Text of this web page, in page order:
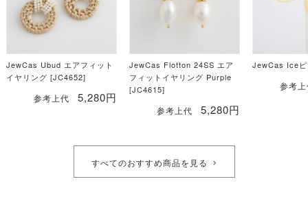
JewCas Ubud エアフィット
イヤリング [JC4652]
参考上代
5,280円
JewCas Flotton 24SS エア
フィットイヤリング Purple
[JC4615]
参考上代
5,280円
JewCas Ice
参考
すべてのおすすめ商品を見る